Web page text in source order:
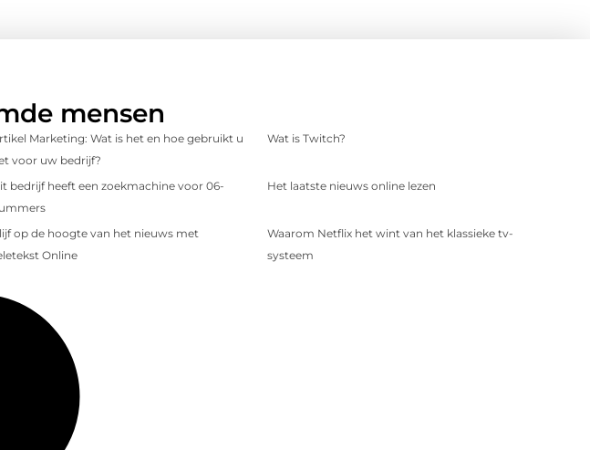
mensen
Marketing: Wat is het en hoe gebruikt u
voor uw bedrijf?
Wat is Twitch?
bedrijf heeft een zoekmachine voor 06-
Het laatste nieuws online lezen
op de hoogte van het nieuws met
Online
Waarom Netflix het wint van het klassieke tv-
systeem